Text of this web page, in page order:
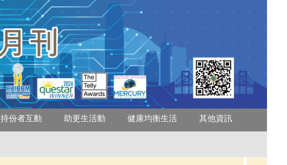
持份者互動 助更生活動 健康均衡生活 其他資訊